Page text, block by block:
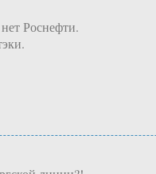
Роснефти.